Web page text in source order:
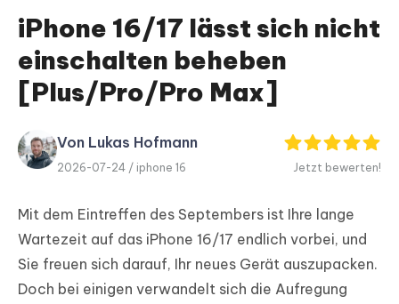
ReiBoot
for iOS
PDF
Editor
Neu
iAnyGo
iPhone 16/17 lässt sich nicht
einschalten beheben
[Plus/Pro/Pro Max]
Von Lukas Hofmann
2026-07-24 / iphone 16 Jetzt bewerten!
Mit dem Eintreffen des Septembers ist Ihre lange
Wartezeit auf das iPhone 16/17 endlich vorbei, und
Sie freuen sich darauf, Ihr neues Gerät auszupacken.
Doch bei einigen verwandelt sich die Aufregung